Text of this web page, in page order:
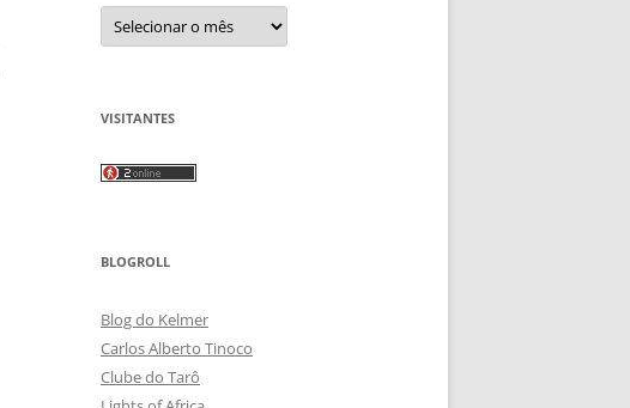
Arquivos
VISITANTES
BLOGROLL
Blog do Kelmer
Carlos Alberto Tinoco
Clube do Tarô